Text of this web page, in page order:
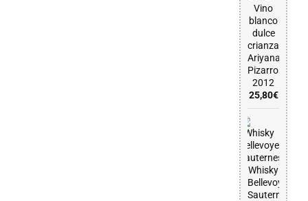
Vino
blanco
dulce
crianza
Ariyanas
Pizarroso
2012
25,80€
Whisky
Bellevoye
Sauternes